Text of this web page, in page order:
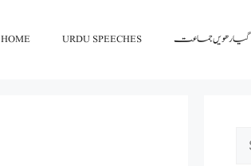
HOME URDU SPEECHES گیارھویں جماعت
for: